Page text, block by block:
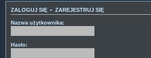
ZALOGUJ SIĘ • ZAREJESTRUJ SIĘ
Nazwa użytkownika:
Hasło: